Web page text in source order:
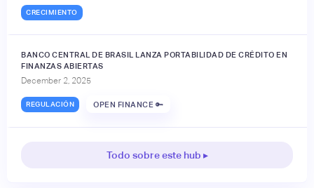
CRECIMIENTO
BANCO CENTRAL DE BRASIL LANZA PORTABILIDAD DE CRÉDITO EN
FINANZAS ABIERTAS
December 2, 2025
REGULACIÓN OPEN FINANCE 🔑
Todo sobre este hub ▸